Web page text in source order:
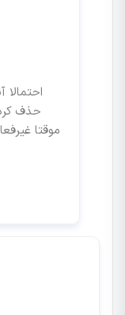
حذف
موقتا